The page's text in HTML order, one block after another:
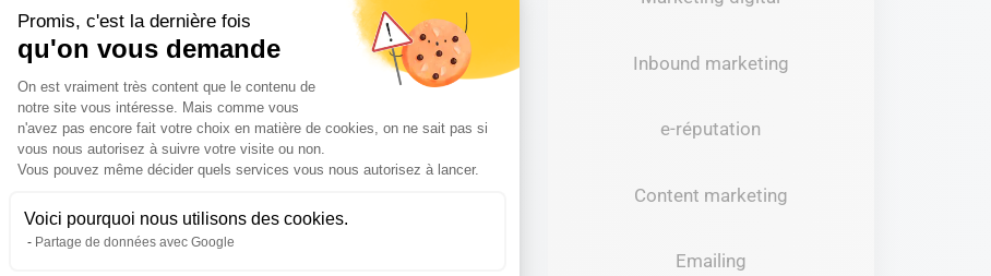
Promis, c'est la dernière fois
qu'on vous demande
Plateforme de Gestion du Consentement : Personnalisez vos Options
On est vraiment très content que le contenu de
notre site vous intéresse. Mais comme vous
n'avez pas encore fait votre choix en matière de cookies, on ne sait pas si
vous nous autorisez à suivre votre visite ou non.
Vous pouvez même décider quels services vous nous autorisez à lancer.
Voici pourquoi nous utilisons des cookies.
Partage de données avec Google
Axeptio consent
Google l’ont bien compris. Ces
n’avoir qu’un seul mot de passe en mémoire.
servent à s’inscrire et se connecter, mais
un message de contact ou de
d’un formulaire de contact le plus court
et le numéro de téléphone sont
Inbound marketing
e-réputation
Content marketing
Emailing